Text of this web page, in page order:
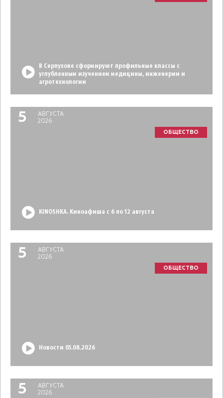
В Серпухове сформируют профильные классы с
углубленным изучением медицины, инженерии и
агротехнологии
5
АВГУСТА
2026
ОБЩЕСТВО
KINOSHKA. Киноафиша с 6 по 12 августа
5
АВГУСТА
2026
ОБЩЕСТВО
Новости 05.08.2026
5
АВГУСТА
2026